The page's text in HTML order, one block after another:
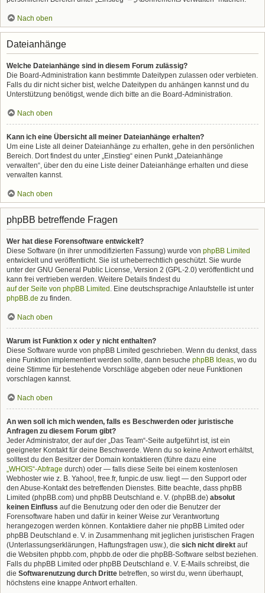
Nach oben
Dateianhänge
Welche Dateianhänge sind in diesem Forum zulässig?
Die Board-Administration kann bestimmte Dateitypen zulassen oder verbieten.
Falls du dir nicht sicher bist, welche Dateitypen du anhängen kannst und du
Unterstützung benötigst, wende dich bitte an die Board-Administration.
Nach oben
Kann ich eine Übersicht all meiner Dateianhänge erhalten?
Um eine Liste all deiner Dateianhänge zu erhalten, gehe in den persönlichen
Bereich. Dort findest du unter „Einstieg“ einen Punkt „Dateianhänge
verwalten“, über den du eine Liste deiner Dateianhänge erhalten und diese
verwalten kannst.
Nach oben
phpBB betreffende Fragen
Wer hat diese Forensoftware entwickelt?
Diese Software (in ihrer unmodifizierten Fassung) wurde von phpBB Limited
entwickelt und veröffentlicht. Sie ist urheberrechtlich geschützt. Sie wurde
unter der GNU General Public License, Version 2 (GPL-2.0) veröffentlicht und
kann frei vertrieben werden. Weitere Details findest du
auf der Seite von phpBB Limited . Eine deutschsprachige Anlaufstelle ist unter
phpBB.de zu finden.
Nach oben
Warum ist Funktion x oder y nicht enthalten?
Diese Software wurde von phpBB Limited geschrieben. Wenn du denkst, dass
eine Funktion implementiert werden sollte, dann besuche phpBB Ideas, wo du
deine Stimme für bestehende Vorschläge abgeben oder neue Funktionen
vorschlagen kannst.
Nach oben
An wen soll ich mich wenden, falls es Beschwerden oder juristische
Anfragen zu diesem Forum gibt?
Jeder Administrator, der auf der „Das Team“-Seite aufgeführt ist, ist ein
geeigneter Kontakt für deine Beschwerde. Wenn du so keine Antwort erhältst,
solltest du den Besitzer der Domain kontaktieren (führe dazu eine
„WHOIS“-Abfrage durch) oder — falls diese Seite bei einem kostenlosen
Webhoster wie z. B. Yahoo!, free.fr, funpic.de usw. liegt — den Support oder
den Abuse-Kontakt des betreffenden Dienstes. Bitte beachte, dass phpBB
Limited (phpBB.com) und phpBB Deutschland e. V. (phpBB.de) absolut
keinen Einfluss auf die Benutzung oder den oder die Benutzer der
Forensoftware haben und dafür in keiner Weise zur Verantwortung
herangezogen werden können. Kontaktiere daher nie phpBB Limited oder
phpBB Deutschland e. V. in Zusammenhang mit jeglichen juristischen Fragen
(Unterlassungserklärungen, Haftungsfragen usw.), die sich nicht direkt auf
die Websiten phpbb.com, phpbb.de oder die phpBB-Software selbst beziehen.
Falls du phpBB Limited oder phpBB Deutschland e. V. E-Mails schreibst, die
die Softwarenutzung durch Dritte betreffen, so wirst du, wenn überhaupt,
höchstens eine knappe Antwort erhalten.